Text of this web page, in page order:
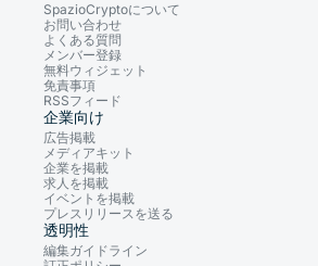
SpazioCryptoについて
お問い合わせ
よくある質問
メンバー登録
無料ウィジェット
免責事項
RSSフィード
企業向け
広告掲載
メディアキット
企業を掲載
求人を掲載
イベントを掲載
プレスリリースを送る
透明性
編集ガイドライン